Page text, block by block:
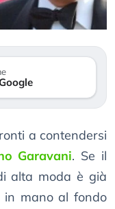
a contendersi
Garavani. Se il
alta moda è già
in mano al fondo